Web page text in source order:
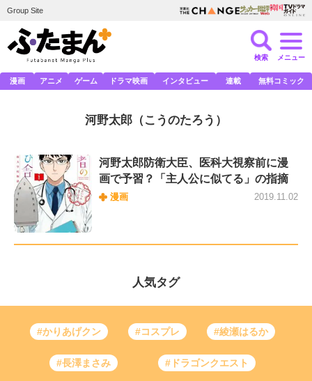
Group Site
検索 メニュー
漫画 アニメ ゲーム ドラマ映画 インタビュー 連載 無料コミック
河野太郎 （こうのたろう）
河野太郎防衛大臣、医科大視察前に漫
画で予習？「主人公に似てる」の指摘
漫画 2019.11.02
人気タグ
#かりあげクン #コスプレ #綾瀬はるか
#長澤まさみ #ドラゴンクエスト